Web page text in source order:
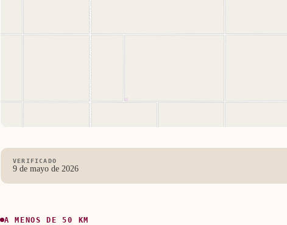
VERIFICADO
9 de mayo de 2026
A MENOS DE 50 KM